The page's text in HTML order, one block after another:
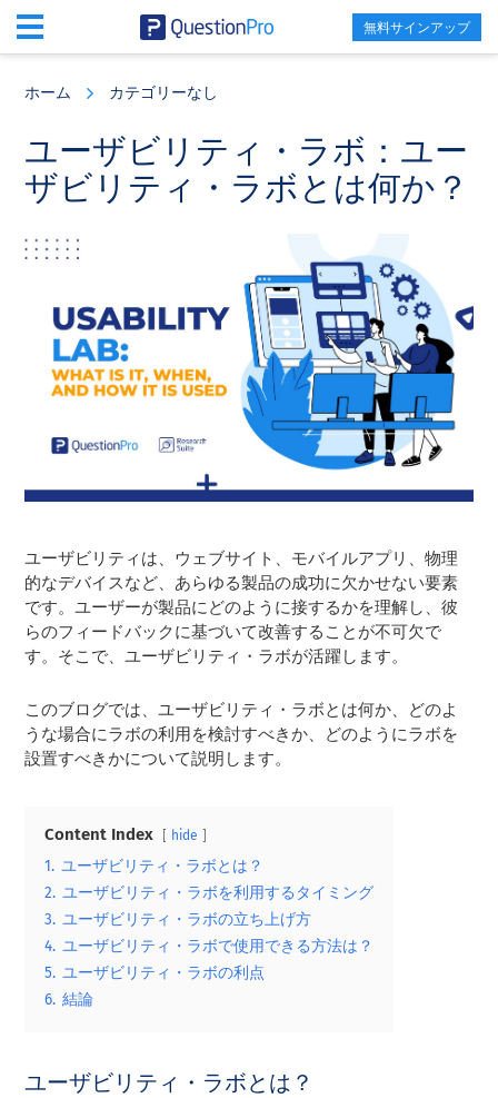
無料サインアップ
ホーム カテゴリーなし
ユーザビリティ・ラボ：ユー
ザビリティ・ラボとは何か？
ユーザビリティは、ウェブサイト、モバイルアプリ、物理
的なデバイスなど、あらゆる製品の成功に欠かせない要素
です。ユーザーが製品にどのように接するかを理解し、彼
らのフィードバックに基づいて改善することが不可欠で
す。そこで、ユーザビリティ・ラボが活躍します。
このブログでは、ユーザビリティ・ラボとは何か、どのよ
うな場合にラボの利用を検討すべきか、どのようにラボを
設置すべきかについて説明します。
Content Index hide
1. ユーザビリティ・ラボとは？
2. ユーザビリティ・ラボを利用するタイミング
3. ユーザビリティ・ラボの立ち上げ方
4. ユーザビリティ・ラボで使用できる方法は？
5. ユーザビリティ・ラボの利点
6. 結論
ユーザビリティ・ラボとは？